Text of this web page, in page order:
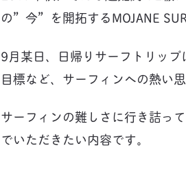
の”今”を開拓するMOJANE
9月某日、日帰りサーフトリッ
目標など、サーフィンへの熱い
サーフィンの難しさに行き詰っ
でいただきたい内容です。